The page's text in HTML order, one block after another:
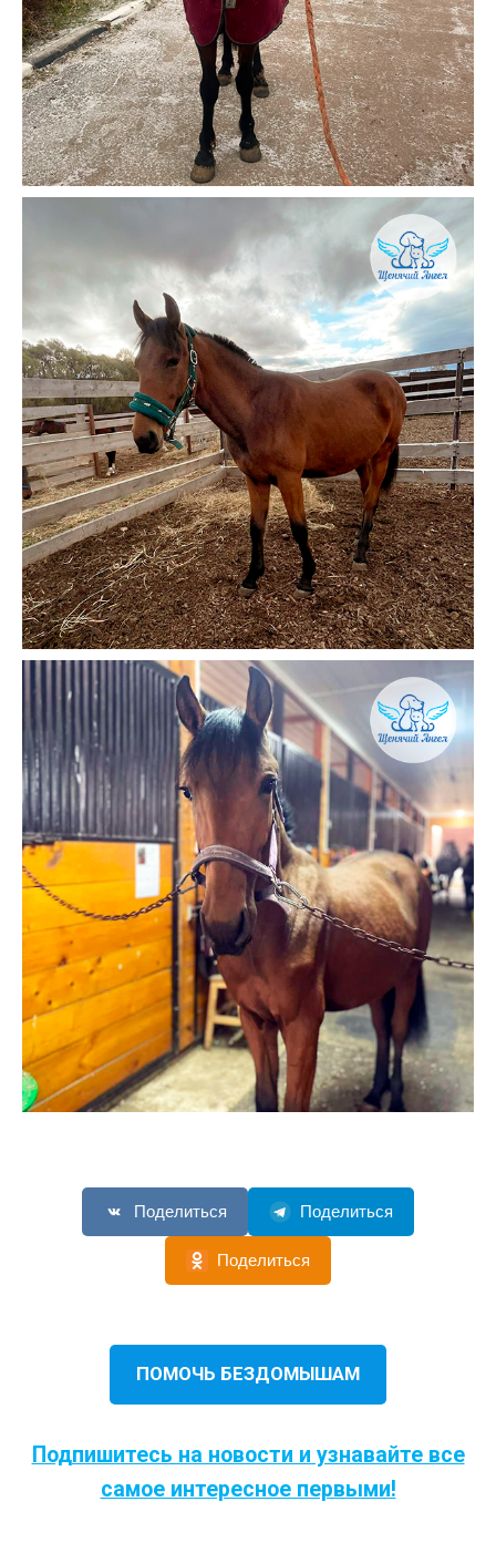
Поделиться Поделиться
Поделиться
ПОМОЧЬ БЕЗДОМЫШАМ
Подпишитесь на новости и узнавайте все
самое интересное первыми!